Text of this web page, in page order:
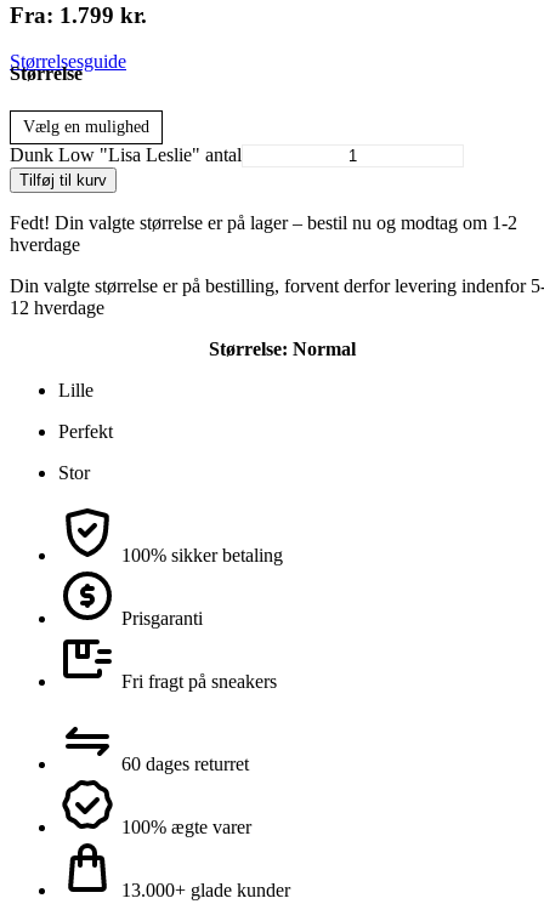
Fra: 1.799 kr.
Størrelsesguide
Størrelse
Vælg en mulighed
Dunk Low "Lisa Leslie" antal
Tilføj til kurv
Fedt! Din valgte størrelse er på lager – bestil nu og modtag om 1-2
hverdage
Din valgte størrelse er på bestilling, forvent derfor levering indenfor
12 hverdage
Størrelse: Normal
Lille
Perfekt
Stor
100% sikker betaling
Prisgaranti
Fri fragt på sneakers
60 dages returret
100% ægte varer
13.000+ glade kunder